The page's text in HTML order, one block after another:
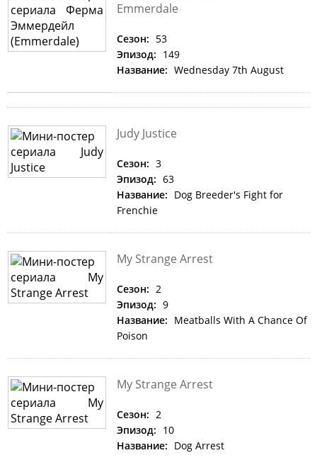
Emmerdale
Сезон: 53
Эпизод: 149
Название: Wednesday 7th August
Judy Justice
Сезон: 3
Эпизод: 63
Название: Dog Breeder's Fight for
Frenchie
My Strange Arrest
Сезон: 2
Эпизод: 9
Название: Meatballs With A Chance Of
Poison
My Strange Arrest
Сезон: 2
Эпизод: 10
Название: Dog Arrest